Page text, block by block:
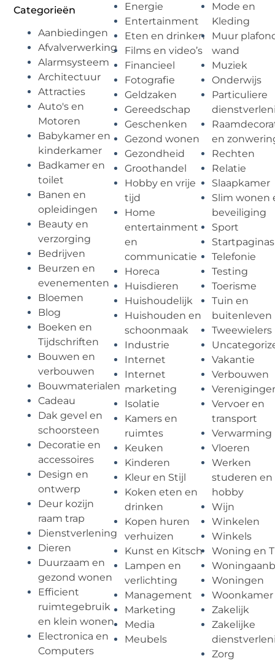
Categorieën
Aanbiedingen
Afvalverwerking
Alarmsysteem
Architectuur
Attracties
Auto's en
Motoren
Babykamer en
kinderkamer
Badkamer en
toilet
Banen en
opleidingen
Beauty en
verzorging
Bedrijven
Beurzen en
evenementen
Bloemen
Blog
Boeken en
Tijdschriften
Bouwen en
verbouwen
Bouwmaterialen
Cadeau
Dak gevel en
schoorsteen
Decoratie en
accessoires
Design en
ontwerp
Deur kozijn
raam trap
Dienstverlening
Dieren
Duurzaam en
gezond wonen
Efficient
ruimtegebruik
en klein wonen
Electronica en
Computers
Energie
Entertainment
Eten en drinken
Films en video’s
Financieel
Fotografie
Geldzaken
Gereedschap
Geschenken
Gezond wonen
Gezondheid
Groothandel
Hobby en vrije
tijd
Home
entertainment
en
communicatie
Horeca
Huisdieren
Huishoudelijk
Huishouden en
schoonmaak
Industrie
Internet
Internet
marketing
Isolatie
Kamers en
ruimtes
Keuken
Kinderen
Kleur en Stijl
Koken eten en
drinken
Kopen huren
verhuizen
Kunst en Kitsch
Lampen en
verlichting
Management
Marketing
Media
Meubels
Mode en
Kleding
Muur
wand
Muziek
Onderwijs
Particuliere
en
Rechten
Relatie
Slaapkamer
Slim wonen
beveiliging
Sport
Startpaginas
Telefonie
Testing
Toerisme
Tuin en
buitenleven
Tweewielers
Vakantie
Verbouwen
Vervoer en
transport
Verwarming
Vloeren
Werken
studeren en
hobby
Wijn
Winkelen
Winkels
Woning en
Woningen
Woonkamer
Zakelijk
Zakelijke
Zorg